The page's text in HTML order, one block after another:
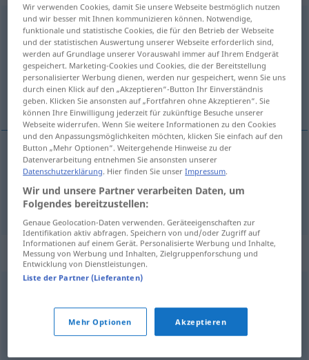
Kompetenzf
Übersicht aller Übersetzungen
(Für mehr Details die Übersetzung anklicken/antippen)
competência, autoridade
competênciaf Kompetenz
autoridadef Kompetenz
Synonyme für "Kompetenz"
(persönliche) Stärke
Wir verwenden Cookies, damit Sie unsere Webseite bestmöglich nutzen
und wir besser mit Ihnen kommunizieren können. Notwendige,
funktionale und statistische Cookies, die für den Betrieb der Webseite
und der statistischen Auswertung unserer Webseite erforderlich sind,
werden auf Grundlage unserer Vorauswahl immer auf Ihrem Endgerät
gespeichert. Marketing-Cookies und Cookies, die der Bereitstellung
personalisierter Werbung dienen, werden nur gespeichert, wenn Sie uns
durch einen Klick auf den „Akzeptieren“-Button Ihr Einverständnis
geben. Klicken Sie ansonsten auf „Fortfahren ohne Akzeptieren“. Sie
können Ihre Einwilligung jederzeit für zukünftige Besuche unserer
Webseite widerrufen. Wenn Sie weitere Informationen zu den Cookies
und den Anpassungsmöglichkeiten möchten, klicken Sie einfach auf den
Button „Mehr Optionen“. Weitergehende Hinweise zu der
Datenverarbeitung entnehmen Sie ansonsten unserer
Datenschutzerklärung. Hier finden Sie unserImpressum.
Wir und unsere Partner verarbeiten Daten, um
Folgendes bereitzustellen:
Genaue Geolocation-Daten verwenden. Geräteeigenschaften zur
Identifikation aktiv abfragen. Speichern von und/oder Zugriff auf
Informationen auf einem Gerät. Personalisierte Werbung und Inhalte,
Messung von Werbung und Inhalten, Zielgruppenforschung und
Entwicklung von Dienstleistungen.
Liste der Partner (Lieferanten)
Mehr Optionen Akzeptieren